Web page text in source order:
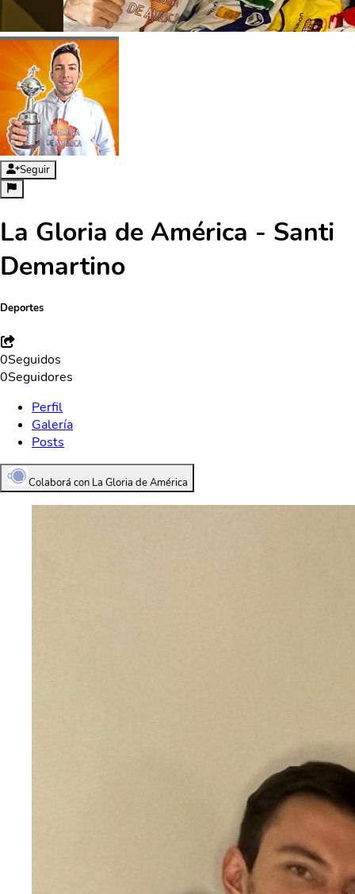
Seguir
La Gloria de América - Santi
Demartino
Deportes
0Seguidos
0Seguidores
Perfil
Galería
Posts
Colaborá con La Gloria de América